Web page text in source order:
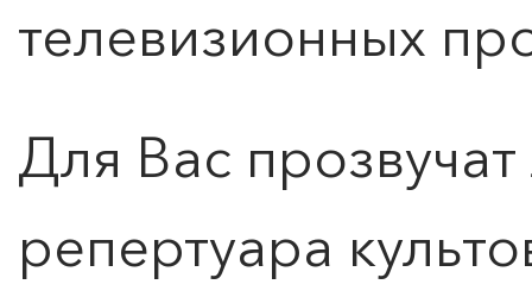
телевизионных
Для Вас
репертуара